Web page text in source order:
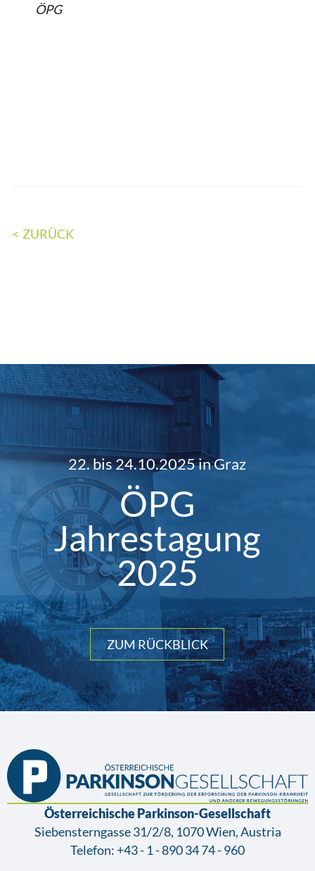
ÖPG
ZURÜCK
22. bis 24.10.2025 in Graz
ÖPG
Jahrestagung
2025
ZUM RÜCKBLICK
Österreichische Parkinson-Gesellschaft
Siebensterngasse 31/2/8, 1070 Wien, Austria
Telefon: +43 - 1 - 890 34 74 - 960